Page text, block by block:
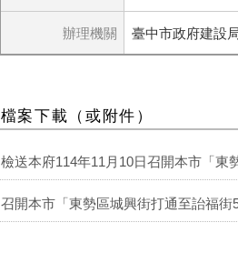
辦理機關 臺中市政府建設
檔案下載（或附件）
檢送本府114年11月10日召開本市「
召開本市「東勢區城興街打通至詒福